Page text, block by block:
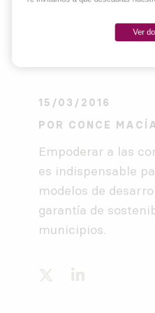
15/03/2016
POR CONCE
Empoderar a las
es indispensable
modelos de
garantía de
municipios.
Ver